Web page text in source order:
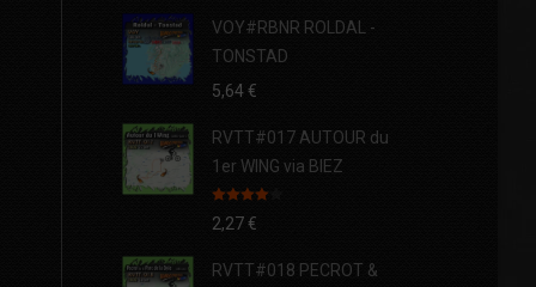
VOY#RBNR ROLDAL -
TONSTAD
5,64€
RVTT#017 AUTOUR du
1er WING via BIEZ
Note4.00
sur 5
2,27€
RVTT#018 PECROT &